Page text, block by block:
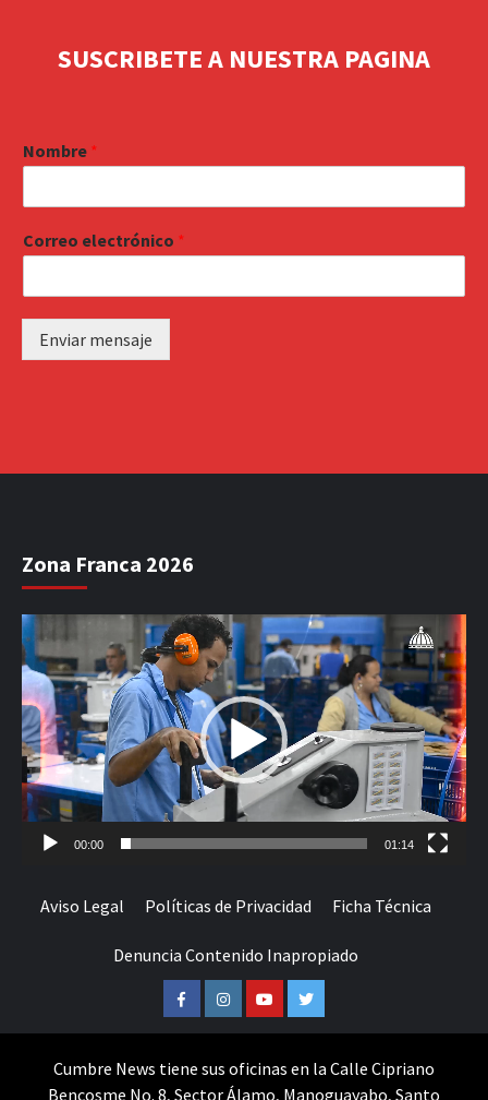
SUSCRIBETE A NUESTRA PAGINA
Nombre *
Correo electrónico *
Enviar mensaje
Zona Franca 2026
Reproductor
de
vídeo
00:00 01:14
Aviso Legal Políticas de Privacidad Ficha Técnica
Denuncia Contenido Inapropiado
FacebookInstagramYoutubeTwitter
Cumbre News tiene sus oficinas en la Calle Cipriano
Bencosme No. 8, Sector Álamo, Manoguayabo, Santo